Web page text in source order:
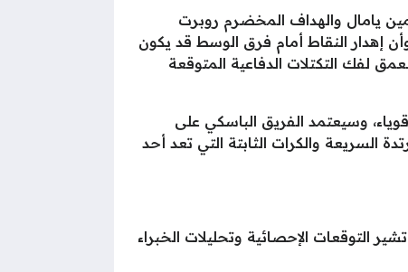
يامال والهداف المخضرم روبرت
إهدار النقاط أمام فرق الوسط قد يكون
لفك التكتلات الدفاعية المتوقعة
وسيعتمد الفريق الباسكي على
السريعة والكرات الثابتة التي تعد أحد
في معقل برشلونة، تشير التوقعات الإحصائية وتحليلات الخبراء